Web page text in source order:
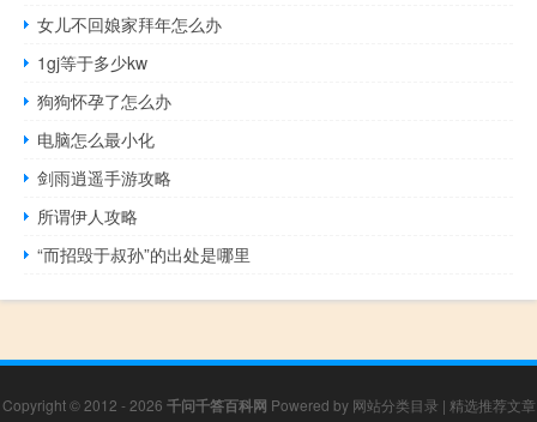
女儿不回娘家拜年怎么办
1gj等于多少kw
狗狗怀孕了怎么办
电脑怎么最小化
剑雨逍遥手游攻略
所谓伊人攻略
“而招毁于叔孙”的出处是哪里
Copyright © 2012 - 2026 千问千答百科网 Powered by 网站分类目录 | 精选推荐文章